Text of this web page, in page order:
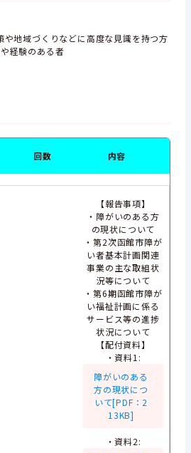
域づくりなどに高度な見識を持つ方
経験のある者
回数 内容
【報告事項】
・障がいのある方
の現状について
・第2次函館市障が
い者基本計画関連
事業の主な取組状
況等について
・第6期函館市障が
い福祉計画に係る
サービス等の進捗
状況について
【配付資料】
・資料1:
障がいのある
方の現状につ
いて[PDF：2
13KB]
・資料2: